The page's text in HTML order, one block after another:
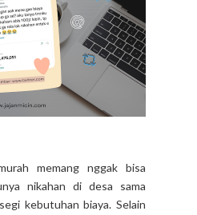
memang nggak bisa
nikahan di desa sama
kebutuhan biaya. Selain